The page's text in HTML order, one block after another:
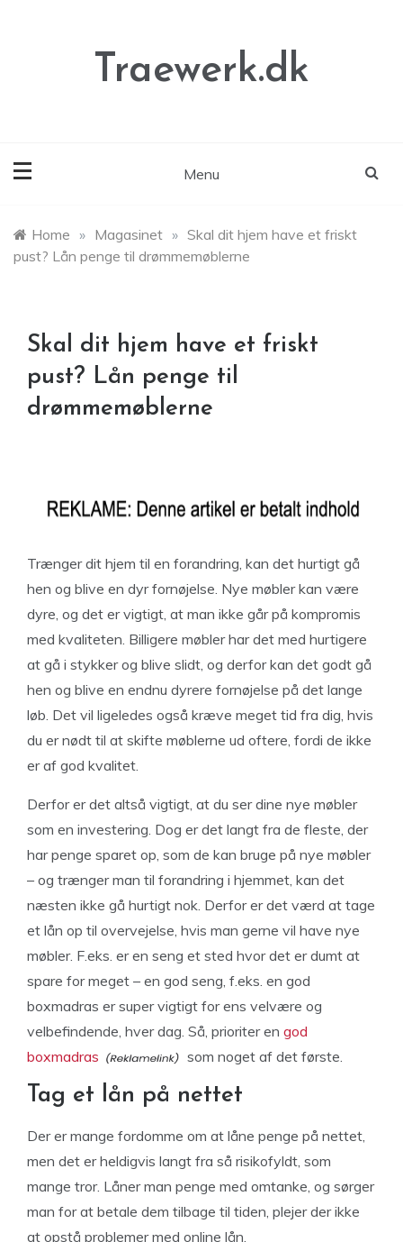
Traewerk.dk
Menu
Home » Magasinet » Skal dit hjem have et friskt
pust? Lån penge til drømmemøblerne
Skal dit hjem have et friskt
pust? Lån penge til
drømmemøblerne
Trænger dit hjem til en forandring, kan det hurtigt gå
hen og blive en dyr fornøjelse. Nye møbler kan være
dyre, og det er vigtigt, at man ikke går på kompromis
med kvaliteten. Billigere møbler har det med hurtigere
at gå i stykker og blive slidt, og derfor kan det godt gå
hen og blive en endnu dyrere fornøjelse på det lange
løb. Det vil ligeledes også kræve meget tid fra dig, hvis
du er nødt til at skifte møblerne ud oftere, fordi de ikke
er af god kvalitet.
Derfor er det altså vigtigt, at du ser dine nye møbler
som en investering. Dog er det langt fra de fleste, der
har penge sparet op, som de kan bruge på nye møbler
– og trænger man til forandring i hjemmet, kan det
næsten ikke gå hurtigt nok. Derfor er det værd at tage
et lån op til overvejelse, hvis man gerne vil have nye
møbler. F.eks. er en seng et sted hvor det er dumt at
spare for meget – en god seng, f.eks. en god
boxmadras er super vigtigt for ens velvære og
velbefindende, hver dag. Så, prioriter en god
boxmadras
som noget af det første.
Tag et lån på nettet
Der er mange fordomme om at låne penge på nettet,
men det er heldigvis langt fra så risikofyldt, som
mange tror. Låner man penge med omtanke, og sørger
man for at betale dem tilbage til tiden, plejer der ikke
at opstå problemer med online lån.